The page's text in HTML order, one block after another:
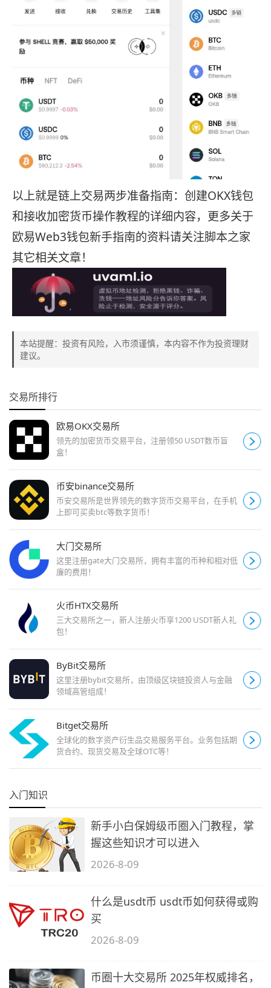
以上就是链上交易两步准备指南：创建OKX钱包
和接收加密货币操作教程的详细内容，更多关于
欧易Web3钱包新手指南的资料请关注脚本之家
其它相关文章！
本站提醒：投资有风险，入市须谨慎，本内容不作为投资理财
建议。
交易所排行
欧易OKX交易所
领先的加密货币交易平台，注册领50 USDT数币盲
盒！
币安binance交易所
币安交易所是世界领先的数字货币交易平台，在手机
上即可买卖btc等数字货币！
大门交易所
这里注册gate大门交易所，拥有丰富的币种和相对低
廉的费用！
火币HTX交易所
三大交易所之一，新人注册火币享1200 USDT新人礼
包！
ByBit交易所
这里注册bybit交易所，由顶级区块链投资人与金融
领域高管组成！
Bitget交易所
全球化的数字资产衍生品交易服务平台。业务包括期
货合约、现货交易及全球OTC等！
入门知识
新手小白保姆级币圈入门教程，掌
握这些知识才可以进入
2026-8-09
什么是usdt币 usdt币如何获得或购
买
2026-8-09
币圈十大交易所 2025年权威排名，